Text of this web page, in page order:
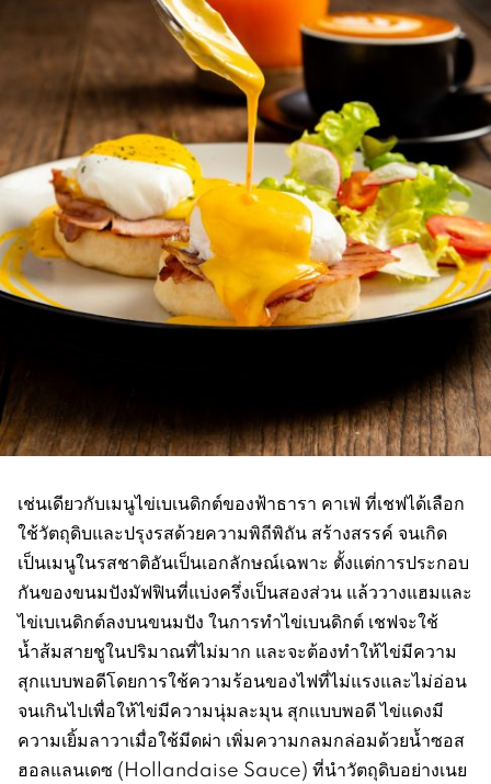
เช่นเดียวกับเมนูไข่เบเนดิกต์ของฟ้าธารา คาเฟ่ ที่เชฟได้เลือก
ใช้วัตถุดิบและปรุงรสด้วยความพิถีพิถัน สร้างสรรค์ จนเกิด
เป็นเมนูในรสชาติอันเป็นเอกลักษณ์เฉพาะ ตั้งแต่การประกอบ
กันของขนมปังมัฟฟินที่แบ่งครึ่งเป็นสองส่วน แล้ววางแฮมและ
ไข่เบเนดิกต์ลงบนขนมปัง ในการทำไข่เบนดิกต์ เชฟจะใช้
น้ำส้มสายชูในปริมาณที่ไม่มาก และจะต้องทำให้ไข่มีความ
สุกแบบพอดีโดยการใช้ความร้อนของไฟที่ไม่แรงและไม่อ่อน
จนเกินไปเพื่อให้ไข่มีความนุ่มละมุน สุกแบบพอดี ไข่แดงมี
ความเยิ้มลาวาเมื่อใช้มีดผ่า เพิ่มความกลมกล่อมด้วยน้ำซอส
ฮอลแลนเดซ (Hollandaise Sauce) ที่นำวัตถุดิบอย่างเนย